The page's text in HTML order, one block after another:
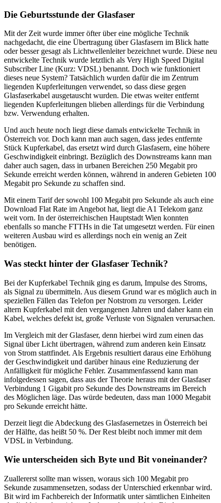
Die Geburtsstunde der Glasfaser
Mit der Zeit wurde immer öfter über eine mögliche Technik
nachgedacht, die eine Übertragung über Glasfasern im Blick hatte
oder besser gesagt als Lichtwellenleiter bezeichnet wurde. Diese neu
entwickelte Technik wurde letztlich als Very High Speed Digital
Subscriber Line (Kurz: VDSL) benannt. Doch wie funktioniert
dieses neue System? Tatsächlich wurden dafür die im Zentrum
liegenden Kupferleitungen verwendet, so dass diese gegen
Glasfaserkabel ausgetauscht wurden. Die etwas weiter entfernt
liegenden Kupferleitungen blieben allerdings für die Verbindung
bzw. Verwendung erhalten.
Und auch heute noch liegt diese damals entwickelte Technik in
Österreich vor. Doch kann man auch sagen, dass jedes entfernte
Stück Kupferkabel, das ersetzt wird durch Glasfasern, eine höhere
Geschwindigkeit einbringt. Bezüglich des Downstreams kann man
daher auch sagen, dass in urbanen Bereichen 250 Megabit pro
Sekunde erreicht werden können, während in anderen Gebieten 100
Megabit pro Sekunde zu schaffen sind.
Mit einem Tarif der sowohl 100 Megabit pro Sekunde als auch eine
Download Flat Rate im Angebot hat, liegt die A1 Telekom ganz
weit vorn. In der österreichischen Hauptstadt Wien konnten
ebenfalls so manche FTTHs in die Tat umgesetzt werden. Für einen
weiteren Ausbau wird es allerdings noch ein wenig an Zeit
benötigen.
Was steckt hinter der Glasfaser Technik?
Bei der Kupferkabel Technik ging es darum, Impulse des Stroms,
als Signal zu übermitteln. Aus diesem Grund war es möglich auch in
speziellen Fällen das Telefon per Notstrom zu versorgen. Leider
altern Kupferkabel mit den vergangenen Jahren und daher kann ein
Kabel, welches defekt ist, große Verluste von Signalen verursachen.
Im Vergleich mit der Glasfaser, denn hierbei wird zum einen das
Signal über Licht übertragen, während zum anderen kein Einsatz
von Strom stattfindet. Als Ergebnis resultiert daraus eine Erhöhung
der Geschwindigkeit und darüber hinaus eine Reduzierung der
Anfälligkeit für mögliche Fehler. Zusammenfassend kann man
infolgedessen sagen, dass aus der Theorie heraus mit der Glasfaser
Verbindung 1 Gigabit pro Sekunde des Downstreams im Bereich
des Möglichen läge. Das würde bedeuten, dass man 1000 Megabit
pro Sekunde erreicht hätte.
Derzeit liegt die Abdeckung des Glasfasernetzes in Österreich bei
der Hälfte, das heißt 50 %. Der Rest bleibt noch immer mit dem
VDSL in Verbindung.
Wie unterscheiden sich Byte und Bit voneinander?
Zuallererst sollte man wissen, woraus sich 100 Megabit pro
Sekunde zusammensetzen, sodass der Unterschied erkennbar wird.
Bit wird im Fachbereich der Informatik unter sämtlichen Einheiten